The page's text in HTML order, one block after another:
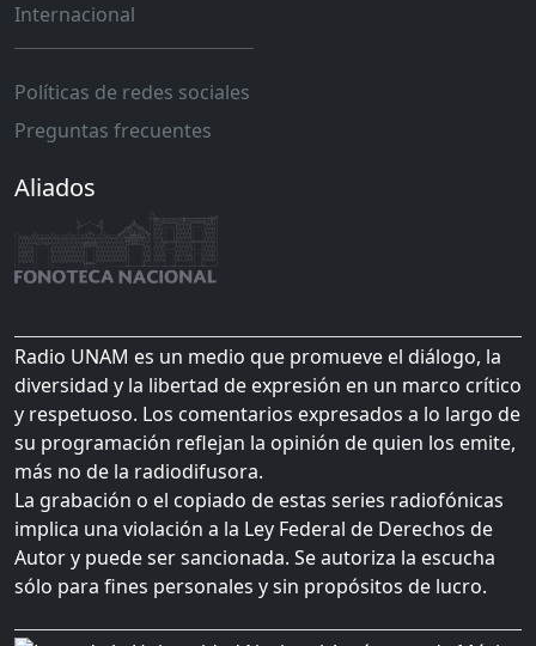
Internacional
Políticas de redes sociales
Preguntas frecuentes
Aliados
Radio UNAM es un medio que promueve el diálogo, la
diversidad y la libertad de expresión en un marco crítico
y respetuoso. Los comentarios expresados a lo largo de
su programación reflejan la opinión de quien los emite,
más no de la radiodifusora.
La grabación o el copiado de estas series radiofónicas
implica una violación a la Ley Federal de Derechos de
Autor y puede ser sancionada. Se autoriza la escucha
sólo para fines personales y sin propósitos de lucro.